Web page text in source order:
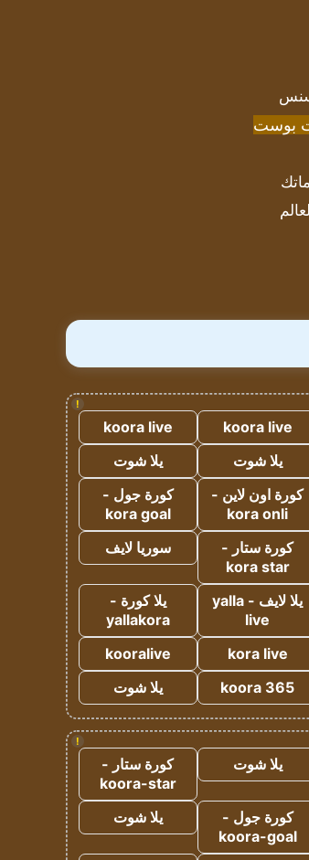
بوست
!
koora live
koora live
يلا شوت
يلا شوت
كورة اون لاين -
kora onli
كورة جول -
kora goal
كورة ستار -
kora star
سوريا لايف
يلا لايف - yalla
live
يلا كورة -
yallakora
kora live
kooralive
koora 365
يلا شوت
!
يلا شوت
كورة ستار -
koora-star
كورة جول -
koora-goal
يلا شوت